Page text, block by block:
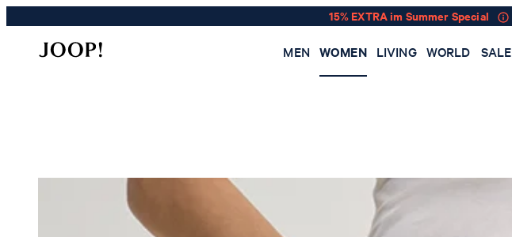
15% EXTRA im Summer Special
MEN WOMEN LIVING WORLD SALE